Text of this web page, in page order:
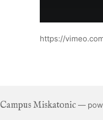
https://
Campus Miskatonic —